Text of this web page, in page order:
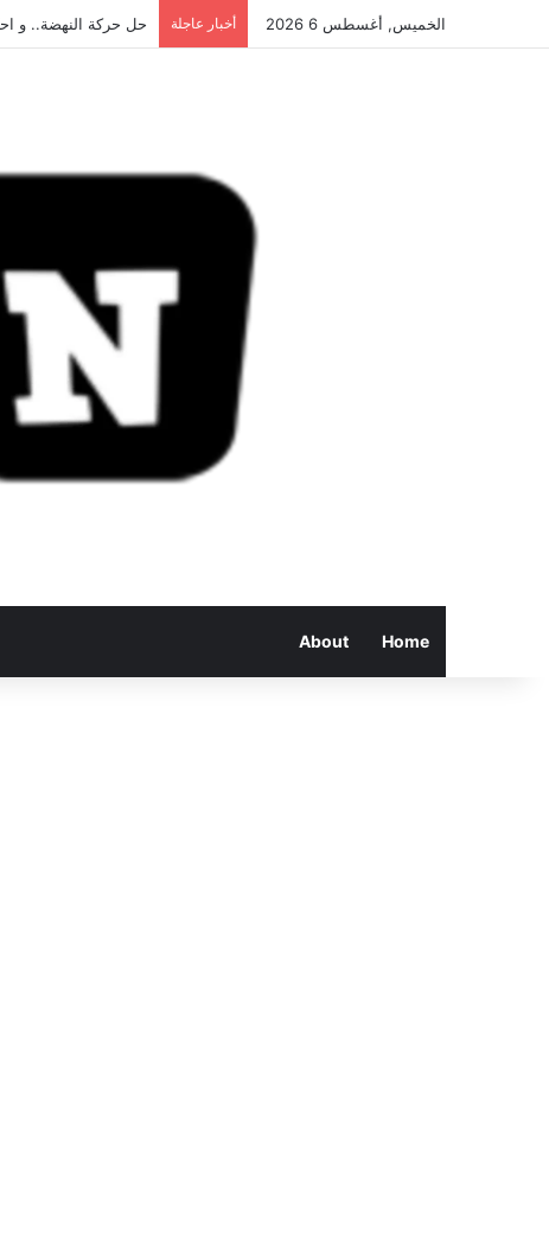
الخميس, أغسطس 6 2026 أخبار عاجلة حل حركة النهضة.. و احكام
Home
About